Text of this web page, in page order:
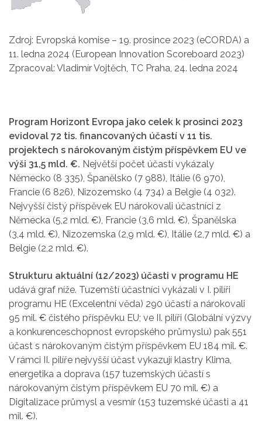
Zdroj: Evropská komise – 19. prosince 2023 (eCORDA) a
11. ledna 2024 (European Innovation Scoreboard 2023)
Zpracoval: Vladimír Vojtěch, TC Praha, 24. ledna 2024
Program Horizont Evropa jako celek k prosinci 2023
evidoval 72 tis. financovaných účastí v 11 tis.
projektech s nárokovaným čistým příspěvkem EU ve
výši 31,5 mld. €. Největší počet účastí vykázaly
Německo (8 335), Španělsko (7 988), Itálie (6 970),
Francie (6 826), Nizozemsko (4 734) a Belgie (4 032).
Nejvyšší čistý příspěvek EU nárokovali účastníci z
Německa (5,2 mld. €), Francie (3,6 mld. €), Španělska
(3,4 mld. €), Nizozemska (2,9 mld. €), Itálie (2,7 mld. €) a
Belgie (2,2 mld. €).
Strukturu aktuální (12/2023) účasti v programu HE
udává graf níže. Tuzemští účastníci vykázali v I. pilíři
programu HE (Excelentní věda) 290 účastí a nárokovali
95 mil. € čistého příspěvku EU; ve II. pilíři (Globální výzvy
a konkurenceschopnost evropského průmyslu) pak 551
účast s nárokovaným čistým příspěvkem EU 184 mil. €.
V rámci II. pilíře nejvyšší účast vykazují klastry Klima,
energetika a doprava (157 tuzemských účastí s
nárokovaným čistým příspěvkem EU 70 mil. €) a
Digitalizace průmysl a vesmír (153 tuzemské účasti a 41
mil. €).